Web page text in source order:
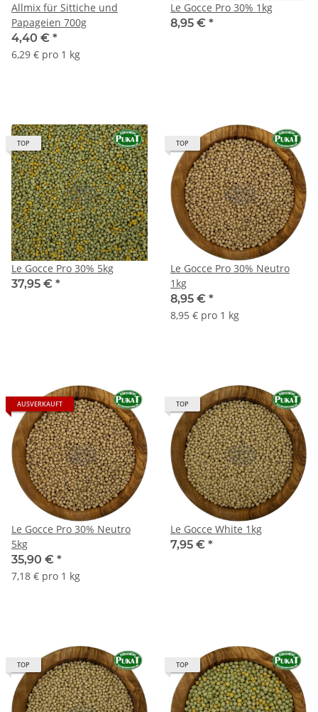
Allmix für Sittiche und
Papageien 700g
4,40 € *
6,29 € pro 1 kg
Le Gocce Pro 30% 1kg
8,95 € *
TOP
Le Gocce Pro 30% 5kg
37,95 € *
TOP
Le Gocce Pro 30% Neutro
1kg
8,95 € *
8,95 € pro 1 kg
AUSVERKAUFT
Le Gocce Pro 30% Neutro
5kg
35,90 € *
7,18 € pro 1 kg
TOP
Le Gocce White 1kg
7,95 € *
TOP TOP